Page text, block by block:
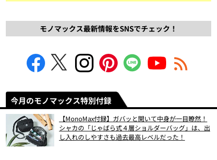
モノマックス最新情報をSNSでチェック！
今月のモノマックス特別付録
【MonoMax付録】ガバッと開いて中身が一目瞭然！
シャカの「じゃばら式４層ショルダーバッグ」は、出
し入れのしやすさも過去最高レベルだった！